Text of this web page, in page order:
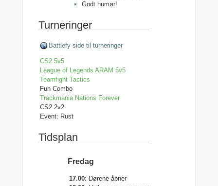
Godt humør!
Turneringer
Battlefy side til turneringer
CS2 5v5
League of Legends ARAM 5v5
Teamfight Tactics
Fun Combo
Trackmania Nations Forever
CS2 2v2
Event: Rust
Tidsplan
Fredag
17.00: Dørene åbner